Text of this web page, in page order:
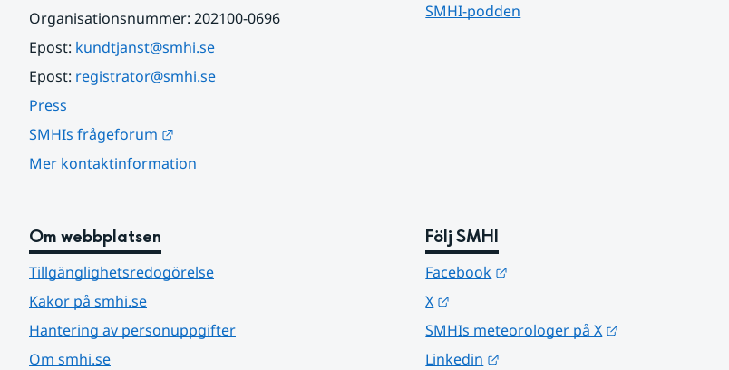
Organisationsnummer: 202100-0696
Epost: kundtjanst@smhi.se
Epost: registrator@smhi.se
Press
SMHIs frågeforum
Mer kontaktinformation
SMHI-podden
Om webbplatsen
Tillgänglighetsredogörelse
Kakor på smhi.se
Hantering av personuppgifter
Om smhi.se
Följ SMHI
Facebook
X
SMHIs meteorologer på X
Linkedin